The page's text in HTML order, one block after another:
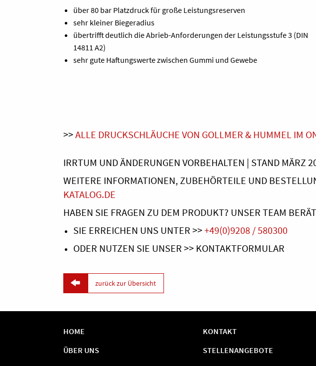
über 80 bar Platzdruck für große Leistungsreserven
sehr kleiner Biegeradius
übertrifft deutlich die Abrieb-Anforderungen der Leistungsstufe 3 (DIN
14811 A2)
sehr gute Haftungswerte zwischen Gummi und Gewebe
>>ALLE DRUCKSCHLÄUCHE VON GOLLMER & HUMMEL IM
IRRTUM UND ÄNDERUNGEN VORBEHALTEN | STAND MÄRZ
WEITERE INFORMATIONEN, ZUBEHÖRTEILE UND
KATALOG.DE
HABEN SIE FRAGEN ZU DEM PRODUKT? UNSER TEAM
SIE ERREICHEN UNS UNTER >>+49(0)9208 / 580300
ODER NUTZEN SIE UNSER >> KONTAKTFORMULAR
 zurück zur Übersicht
HOME
ÜBER UNS
KONTAKT
STELLENANGEBOTE